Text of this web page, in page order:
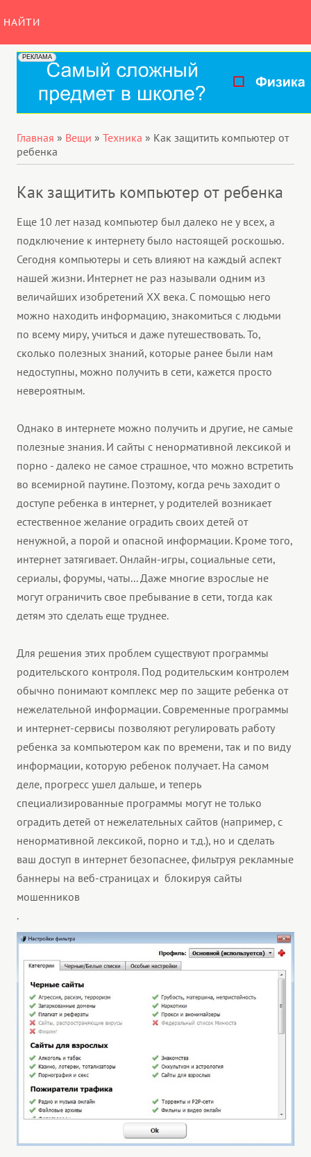
НАЙТИ
Главная » Вещи » Техника » Как защитить компьютер от
ребенка
Как защитить компьютер от ребенка
Еще 10 лет назад компьютер был далеко не у всех, а
подключение к интернету было настоящей роскошью.
Сегодня компьютеры и сеть влияют на каждый аспект
нашей жизни. Интернет не раз называли одним из
величайших изобретений ХХ века. С помощью него
можно находить информацию, знакомиться с людьми
по всему миру, учиться и даже путешествовать. То,
сколько полезных знаний, которые ранее были нам
недоступны, можно получить в сети, кажется просто
невероятным.
Однако в интернете можно получить и другие, не самые
полезные знания. И сайты с ненормативной лексикой и
порно - далеко не самое страшное, что можно встретить
во всемирной паутине. Поэтому, когда речь заходит о
доступе ребенка в интернет, у родителей возникает
естественное желание оградить своих детей от
ненужной, а порой и опасной информации. Кроме того,
интернет затягивает. Онлайн-игры, социальные сети,
сериалы, форумы, чаты... Даже многие взрослые не
могут ограничить свое пребывание в сети, тогда как
детям это сделать еще труднее.
Для решения этих проблем существуют программы
родительского контроля. Под родительским контролем
обычно понимают комплекс мер по защите ребенка от
нежелательной информации. Современные программы
и интернет-сервисы позволяют регулировать работу
ребенка за компьютером как по времени, так и по виду
информации, которую ребенок получает. На самом
деле, прогресс ушел дальше, и теперь
специализированные программы могут не только
оградить детей от нежелательных сайтов (например, с
ненормативной лексикой, порно и т.д.), но и сделать
ваш доступ в интернет безопаснее, фильтруя рекламные
баннеры на веб-страницах и блокируя сайты
мошенников
.